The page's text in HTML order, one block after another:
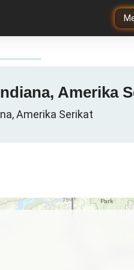
Amerika
Amerika Serikat